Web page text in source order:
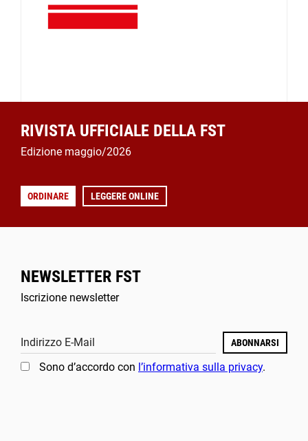
RIVISTA UFFICIALE DELLA FST
Edizione maggio/2026
ORDINARE LEGGERE ONLINE
NEWSLETTER FST
Iscrizione newsletter
Indirizzo E-Mail ABONNARSI
Sono d’accordo con l’informativa sulla privacy.